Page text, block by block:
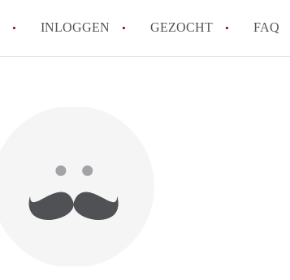
INLOGGEN GEZOCHT FAQ
Nijmegen?